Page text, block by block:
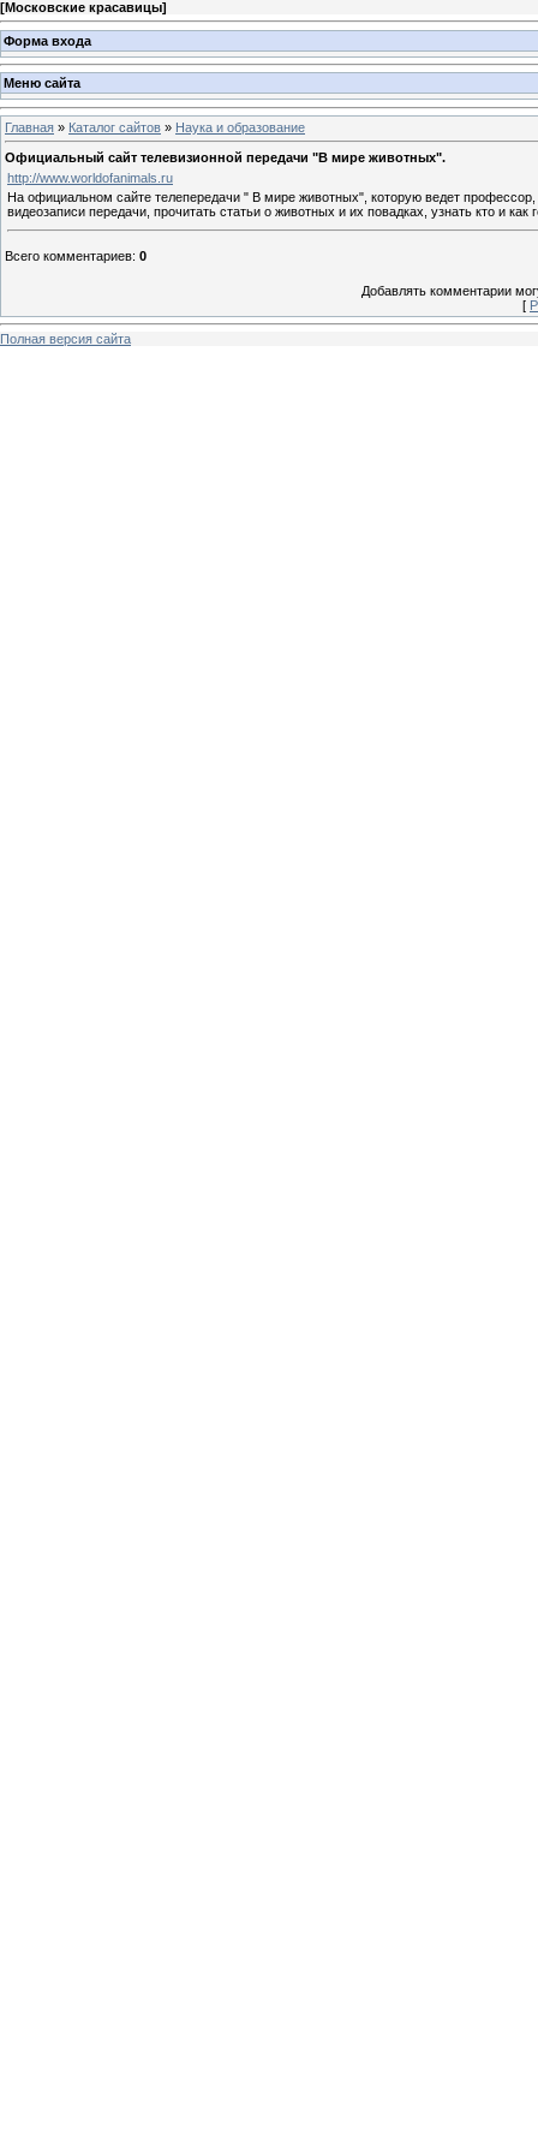
[Московские красавицы]
Форма входа
Меню сайта
Главная » Каталог сайтов » Наука и образование
Официальный сайт телевизионной передачи "В мире животных".
http://www.worldofanimals.ru
На официальном сайте телепередачи " В мире животных", которую ведет
видеозаписи передачи, прочитать статьи о животных и их повадках, узнать кто и
Всего комментариев: 0
Добавлять комментарии
[
Полная версия сайта